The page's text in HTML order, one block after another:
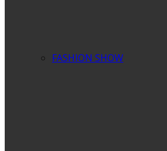
FASHION SHOW